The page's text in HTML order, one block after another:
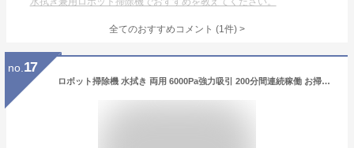
全てのおすすめコメント (1件) >
no. 17
ロボット掃除機 水拭き 両用 6000Pa強力吸引 200分間連続稼働 お掃除ロボット ブラシレス吸引口 髪の毛絡まない スマホ連動 予約清掃 ワンタッチ起動 自動充電 静音 コンパクト設計 音声対応 自動掃除機 衝突センサー 落下防止 フローリング/畳/カーペット 一人暮らし&ペットのいる家 花粉・ホコリ対策 掃除機 ロボット Lefant M310 Ultra グレー